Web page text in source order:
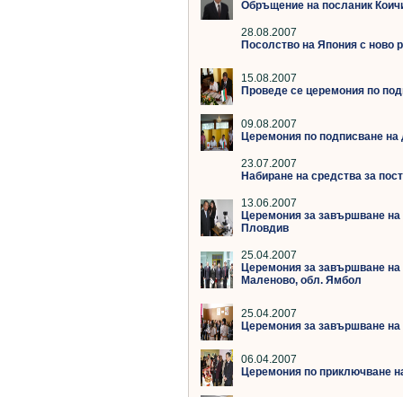
Обръщение на посланик
28.08.2007
Посолство на Япония с ново
15.08.2007
Проведе се церемония по
09.08.2007
Церемония по подписване на
23.07.2007
Набиране на средства за
13.06.2007
Церемония за завършване на
Пловдив
25.04.2007
Церемония за завършване на
Маленово, обл. Ямбол
25.04.2007
Церемония за завършване на
06.04.2007
Церемония по приключване